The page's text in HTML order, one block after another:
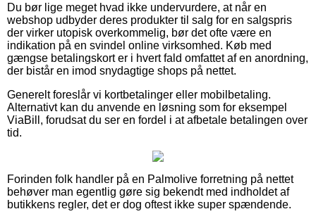
Du bør lige meget hvad ikke undervurdere, at når en
webshop udbyder deres produkter til salg for en salgspris
der virker utopisk overkommelig, bør det ofte være en
indikation på en svindel online virksomhed. Køb med
gængse betalingskort er i hvert fald omfattet af en anordning,
der bistår en imod snydagtige shops på nettet.
Generelt foreslår vi kortbetalinger eller mobilbetaling.
Alternativt kan du anvende en løsning som for eksempel
ViaBill, forudsat du ser en fordel i at afbetale betalingen over
tid.
Forinden folk handler på en Palmolive forretning på nettet
behøver man egentlig gøre sig bekendt med indholdet af
butikkens regler, det er dog oftest ikke super spændende.